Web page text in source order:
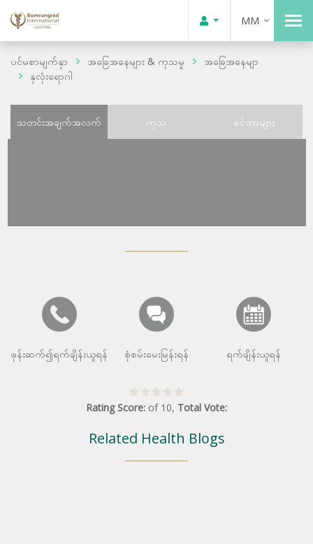
MM
ပင်မစာမျက်နှာ အခြေအနေများ & ကုသမှု
အခြေအနေမျာ
နှလုံးရောဂါ
သတင်းအချက်အလက် ကုသ စင်တာများ
ဖုန်းဆက်၍ရက်ချိန်းယူရန် စုံစမ်းမေးမြန်းရန် ရက်ချိန်းယူရန်
Rating Score: of 10, Total Vote:
Related Health Blogs